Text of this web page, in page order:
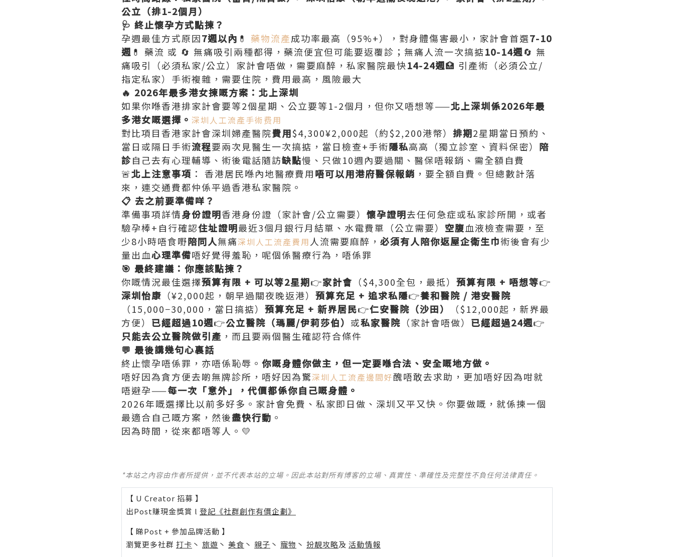
公立（排1-2個月）
🩺 終止懷孕方式點揀？
孕週最佳方式原因7週以內 💊 藥物流產成功率最高（95%+），對身體傷害最小，家計會首選7-10
週 💊 藥流 或 🔄 無痛吸引兩種都得，藥流便宜但可能要返覆診；無痛人流一次搞掂10-14週🔄 無
痛吸引（必須私家/公立）家計會唔做，需要麻醉，私家醫院最快14-24週🏥 引產術（必須公立/
指定私家）手術複雜，需要住院，費用最高，風險最大
🔥 2026年最多港女揀嘅方案：北上深圳
如果你喺香港排家計會要等2個星期、公立要等1-2個月，但你又唔想等——北上深圳係2026年最
多港女嘅選擇。 深圳人工流產手術费用
對比項目香港家計會深圳婦產醫院費用$4,300¥2,000起（約$2,200港幣） 排期2星期當日預約、
當日或隔日手術流程要兩次見醫生一次搞掂，當日檢查+手術隱私高高（獨立診室、資料保密） 陪
診自己去有心理輔導、術後電話隨訪缺點慢、只做10週內要過關、醫保唔報銷、需全額自費
🚨北上注意事項 ： 香港居民喺內地醫療費用唔可以用港府醫保報銷 ，要全額自費。但總數計落
來，連交通費都仲係平過香港私家醫院。
📋 去之前要準備咩？
準備事項詳情身份證明香港身份證（家計會/公立需要） 懷孕證明去任何急症或私家診所開，或者
驗孕棒+自行確認住址證明最近3個月銀行月結單、水電費單（公立需要） 空腹血液檢查需要，至
少8小時唔食嘢陪同人無痛深圳人工流產費用 人流需要麻醉， 必須有人陪你返屋企衛生巾術後會有少
量出血心理準備唔好覺得羞恥，呢個係醫療行為，唔係罪
🎯 最終建議：你應該點揀？
你嘅情況最佳選擇預算有限 + 可以等2星期👉家計會 （$4,300全包，最抵） 預算有限 + 唔想等👉
深圳怡康 （¥2,000起，朝早過關夜晚返港） 預算充足 + 追求私隱👉養和醫院 / 港安醫院
（15,000−30,000，當日搞掂） 預算充足 + 新界居民👉仁安醫院（沙田）
（$12,000起，新界最
方便） 已經超過10週👉公立醫院（瑪麗/伊莉莎伯） 或私家醫院 （家計會唔做） 已經超過24週👉
只能去公立醫院做引產 ，而且要兩個醫生確認符合條件
💬 最後講幾句心裏話
終止懷孕唔係罪，亦唔係恥辱。 你嘅身體你做主，但一定要喺合法、安全嘅地方做。
唔好因為貪方便去啲無牌診所，唔好因為驚深圳人工流產邊間好醜唔敢去求助，更加唔好因為咁就
唔避孕——每一次「意外」，代價都係你自己嘅身體。
2026年嘅選擇比以前多好多。家計會免費、私家即日做、深圳又平又快。你要做嘅，就係揀一個
最適合自己嘅方案，然後盡快行動 。
因為時間，從來都唔等人。💛
*本站之內容由作者所提供，並不代表本站的立場。因此本站對所有博客的立場、真實性、準確性及完整性不負任何法律責任。
【 U Creator 招募 】
出Post賺現金獎賞 l 登記《社群創作有價企劃》
【 睇Post + 參加品牌活動 】
瀏覽更多社群 打卡 丶 旅遊 丶 美食 丶 親子 丶 寵物 丶 扮靚攻略及 活動情報